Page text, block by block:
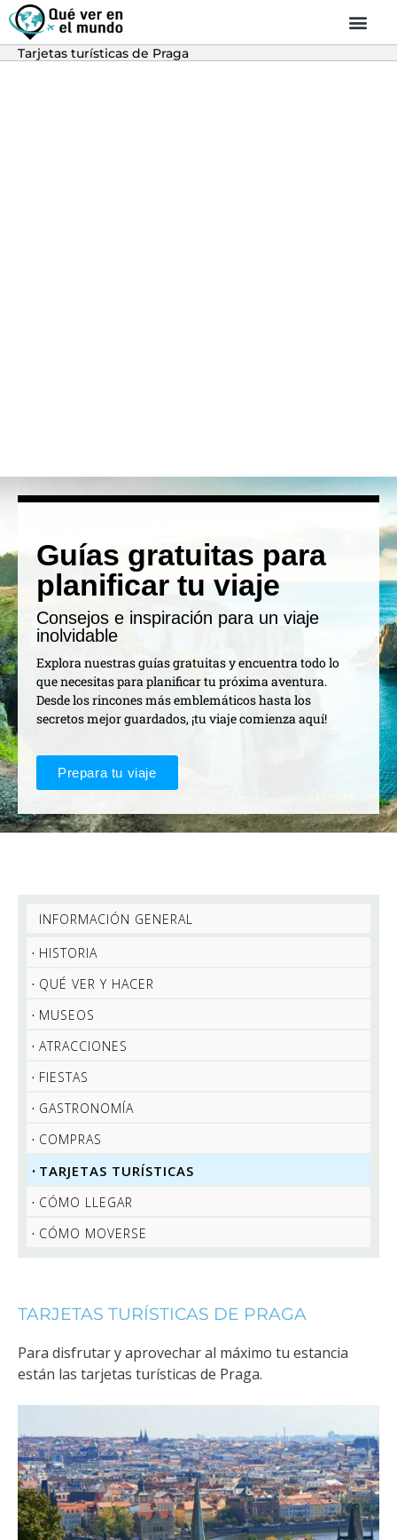
Tarjetas turísticas de Praga
Guías gratuitas para
planificar tu viaje
Consejos e inspiración para un viaje
inolvidable
Explora nuestras guías gratuitas y encuentra todo lo
que necesitas para planificar tu próxima aventura.
Desde los rincones más emblemáticos hasta los
secretos mejor guardados, ¡tu viaje comienza aquí!
Prepara tu viaje
INFORMACIÓN GENERAL
HISTORIA
QUÉ VER Y HACER
MUSEOS
ATRACCIONES
FIESTAS
GASTRONOMÍA
COMPRAS
TARJETAS TURÍSTICAS
CÓMO LLEGAR
CÓMO MOVERSE
TARJETAS TURÍSTICAS DE PRAGA
Para disfrutar y aprovechar al máximo tu estancia
están las tarjetas turísticas de Praga.